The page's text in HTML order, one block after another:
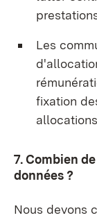
Les
fixation
7. Combien
données ?
Nous devons